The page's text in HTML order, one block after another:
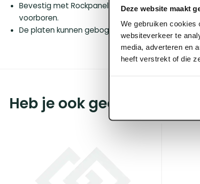
Deze website maakt
We gebruiken cookies
websiteverkeer te
media, adverteren en
heeft verstrekt of die
Bevestig met Rockpanel-nagels of schroeven in
voorboren.
De platen kunnen gebogen worden toegepast,
Heb je ook gedacht aan?